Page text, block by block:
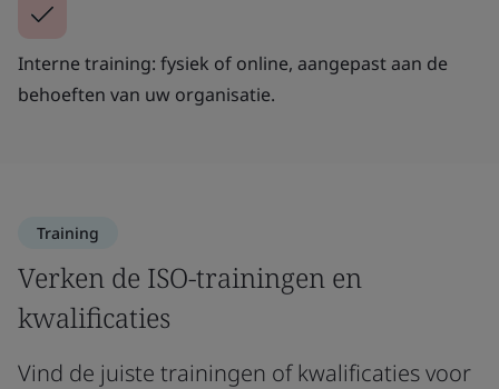
Interne training: fysiek of online, aangepast aan de
behoeften van uw organisatie.
Training
Verken de ISO-trainingen en
kwalificaties
Vind de juiste trainingen of kwalificaties voor